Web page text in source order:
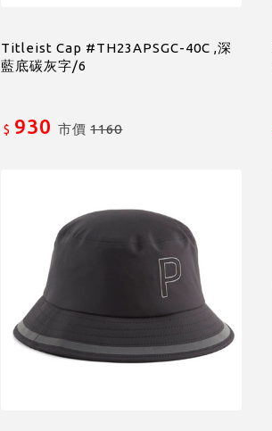
Titleist Cap #TH23APSGC-40C ,深
藍底碳灰字/6
$ 930 市價1160